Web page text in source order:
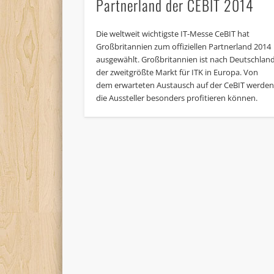
Partnerland der CEBIT 2014
Die weltweit wichtigste IT-Messe CeBIT hat
Großbritannien zum offiziellen Partnerland 2014
ausgewählt. Großbritannien ist nach Deutschland
der zweitgrößte Markt für ITK in Europa. Von
dem erwarteten Austausch auf der CeBIT werden
die Aussteller besonders profitieren können.